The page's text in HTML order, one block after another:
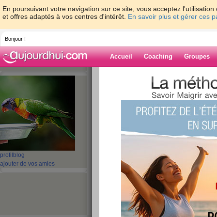
En poursuivant votre navigation sur ce site, vous acceptez
et offres adaptés à vos centres d'intérêt. En savoir plus et gérer ces
Bonjour !
Accueil Coaching Groupes
profil blog
ajouter de vos amies
> > test
Blog de
test